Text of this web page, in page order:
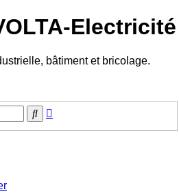
Electricité
bâtiment et bricolage.
Rechercher